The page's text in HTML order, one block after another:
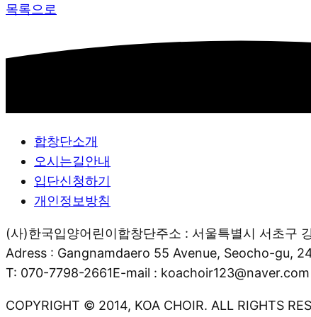
목록으로
합창단소개
오시는길안내
입단신청하기
개인정보방침
(사)한국입양어린이합창단주소 : 서울특별시 서초구
Adress : Gangnamdaero 55 Avenue, Seocho-gu,
T: 070-7798-2661E-mail : koachoir123@naver.com
COPYRIGHT © 2014, KOA CHOIR. ALL RIGHTS